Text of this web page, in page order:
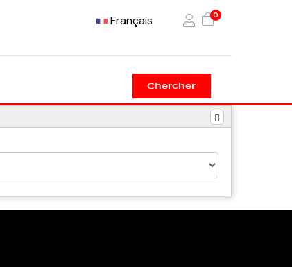
Français 0
Chercher